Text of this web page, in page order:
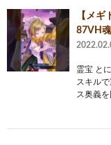
【メ
87VH
霊宝 と
スキル
ス奥義